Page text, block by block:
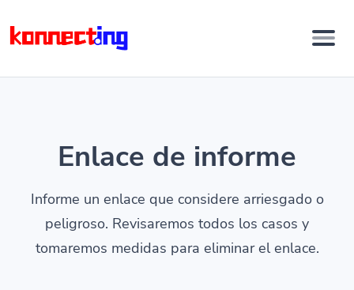
Enlace de informe
Informe un enlace que considere arriesgado o
peligroso. Revisaremos todos los casos y
tomaremos medidas para eliminar el enlace.